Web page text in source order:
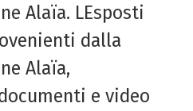
Alaïa. LEsposti
dalla
Alaïa,
e video